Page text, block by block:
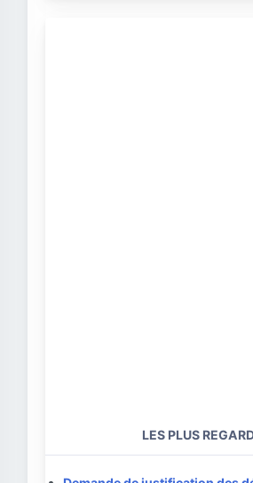
LES PLUS